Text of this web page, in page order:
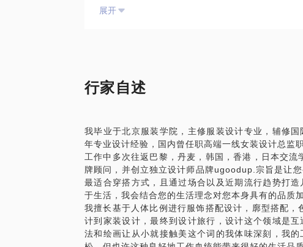
ps:不求贵的，只买对的，一切只为搭配！
展开
行家自述
我毕业于北京服装学院，主修服装设计专业，辅修
年专业设计经验，国内曾任职高端一线女装设计总监
工作中多次往返巴黎，丹麦，韩国，香港，日本交
牌顾问，并创立独立设计师品牌ugoodup.宗旨是让
最适合穿搭方式，且通过场合以及近期流行趋势打
于生活，我会结合您的生活理念对您本身具有的品质加
我擅长基于人体比例进行服饰搭配设计，廓型搭配
计到家装设计，最终到设计旅行，设计这个领域是
法和绘画让从小就接触美这个词的我体味深刻，我